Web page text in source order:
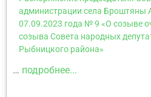
администрации села Броштяны
07.09.2023 года № 9 «О созыве
созыва Совета народных
Рыбницкого района»
… подробнее...